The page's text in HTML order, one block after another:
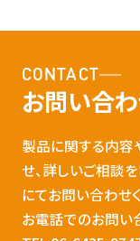
CONTACT
お問い合
製品に関する内容
せ、詳しいご相談
にてお問い合わせ
お電話でのお問い